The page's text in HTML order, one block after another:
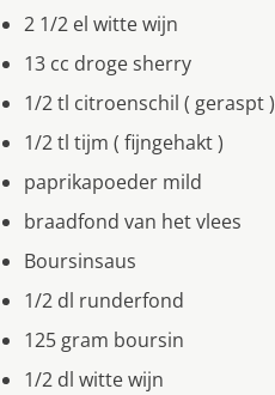
2 1/2 el witte wijn
13 cc droge sherry
1/2 tl citroenschil ( geraspt )
1/2 tl tijm ( fijngehakt )
paprikapoeder mild
braadfond van het vlees
Boursinsaus
1/2 dl runderfond
125 gram boursin
1/2 dl witte wijn